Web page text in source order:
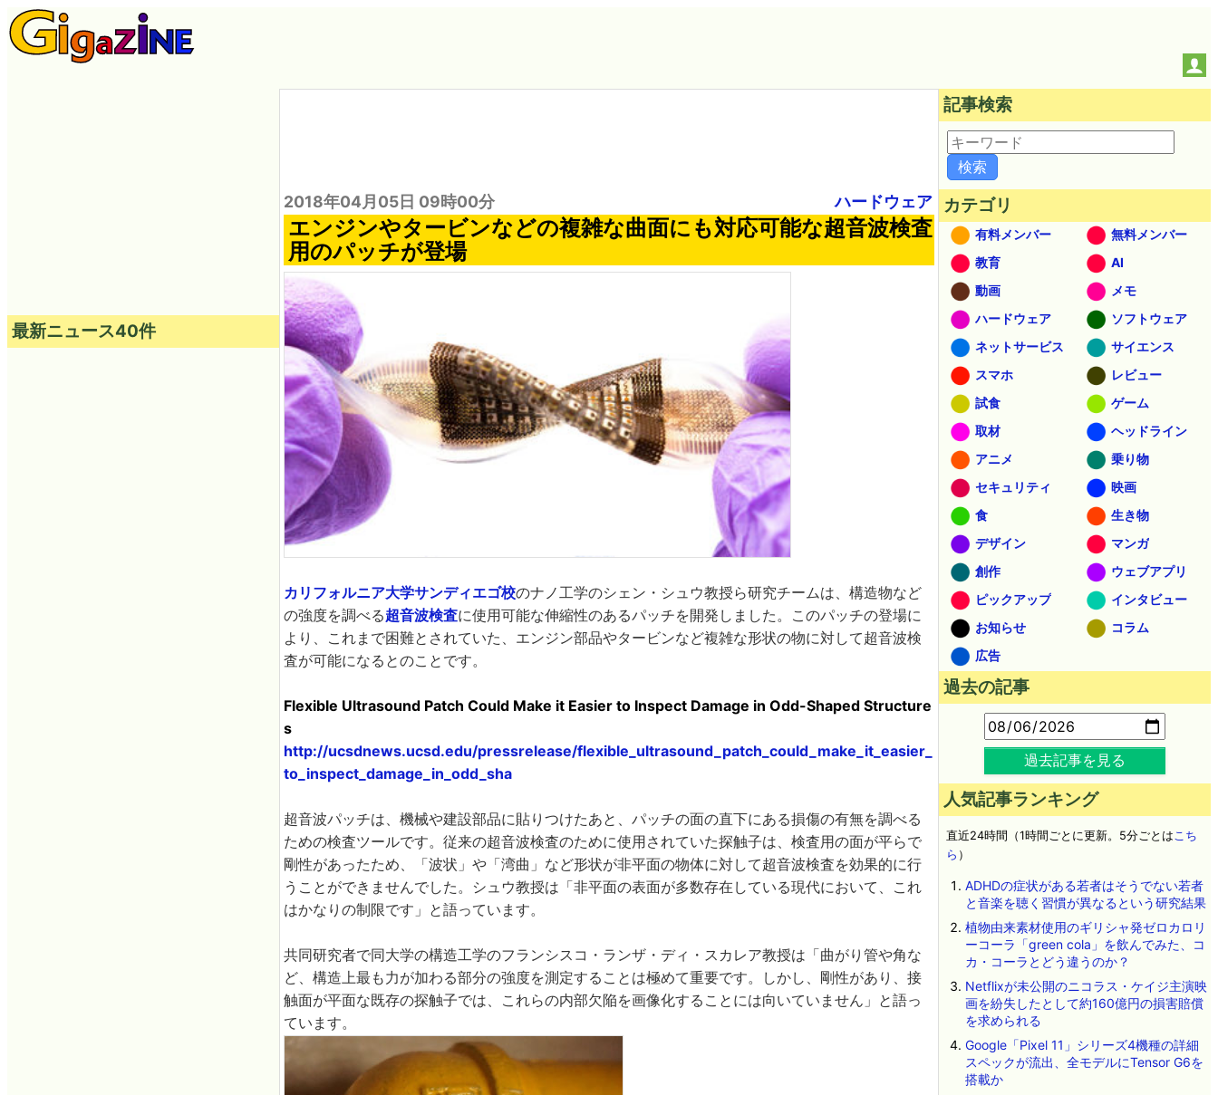
2018年04月05日 09時00分 ハードウェア
エンジンやタービンなどの複雑な曲面にも対応可能な超音波検査
用のパッチが登場
カリフォルニア大学サンディエゴ校のナノ工学のシェン・シュウ教授ら研究チームは、構造物など
の強度を調べる超音波検査に使用可能な伸縮性のあるパッチを開発しました。このパッチの登場に
より、これまで困難とされていた、エンジン部品やタービンなど複雑な形状の物に対して超音波検
査が可能になるとのことです。
Flexible Ultrasound Patch Could Make it Easier to Inspect Damage in Odd-Shaped Structure
s
http://ucsdnews.ucsd.edu/pressrelease/flexible_ultrasound_patch_could_make_it_easier_
to_inspect_damage_in_odd_sha
超音波パッチは、機械や建設部品に貼りつけたあと、パッチの面の直下にある損傷の有無を調べる
ための検査ツールです。従来の超音波検査のために使用されていた探触子は、検査用の面が平らで
剛性があったため、「波状」や「湾曲」など形状が非平面の物体に対して超音波検査を効果的に行
うことができませんでした。シュウ教授は「非平面の表面が多数存在している現代において、これ
はかなりの制限です」と語っています。
共同研究者で同大学の構造工学のフランシスコ・ランザ・ディ・スカレア教授は「曲がり管や角な
ど、構造上最も力が加わる部分の強度を測定することは極めて重要です。しかし、剛性があり、接
触面が平面な既存の探触子では、これらの内部欠陥を画像化することには向いていません」と語っ
ています。
最新ニュース40件
記事検索
カテゴリ
有料メンバー
無料メンバー
教育
AI
動画
メモ
ハードウェア
ソフトウェア
ネットサービス
サイエンス
スマホ
レビュー
試食
ゲーム
取材
ヘッドライン
アニメ
乗り物
セキュリティ
映画
食
生き物
デザイン
マンガ
創作
ウェブアプリ
ピックアップ
インタビュー
お知らせ
コラム
広告
過去の記事
過去記事を見る
人気記事ランキング
直近24時間（1時間ごとに更新。5分ごとはこち
ら ）
ADHDの症状がある若者はそうでない若者
と音楽を聴く習慣が異なるという研究結果
植物由来素材使用のギリシャ発ゼロカロリ
ーコーラ「green cola」を飲んでみた、コ
カ・コーラとどう違うのか？
Netflixが未公開のニコラス・ケイジ主演映
画を紛失したとして約160億円の損害賠償
を求められる
Google「Pixel 11」シリーズ4機種の詳細
スペックが流出、全モデルにTensor G6を
搭載か